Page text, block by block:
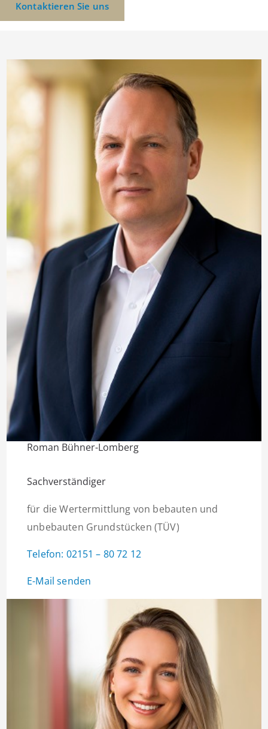
Kontaktieren Sie uns
Roman Bühner-Lomberg
Sachverständiger
für die Wertermittlung von bebauten und
unbebauten Grundstücken (TÜV)
Telefon: 02151 – 80 72 12
E-Mail senden